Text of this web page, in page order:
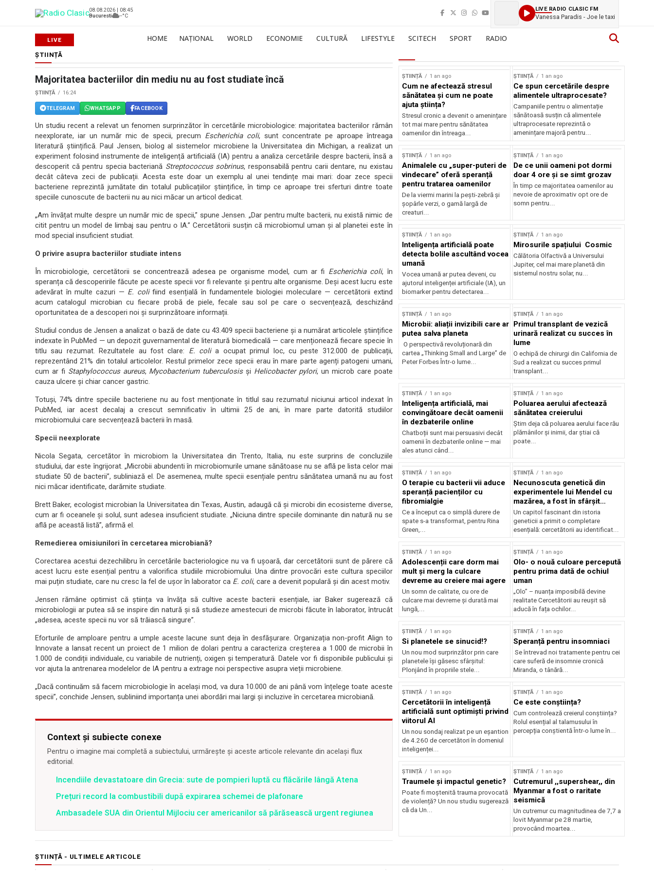
08.08.2026 | 08:45
Bucuresti
--°C
LIVE RADIO CLASIC FM
Vanessa Paradis - Joe le taxi
HOME NAȚIONAL WORLD ECONOMIE CULTURĂ LIFESTYLE SCITECH SPORT RADIO
ȘTIINȚĂ
Majoritatea bacteriilor din mediu nu au fost studiate încă
ȘTIINȚĂ 16:24
TELEGRAM WHATSAPP FACEBOOK
Un studiu recent a relevat un fenomen surprinzător în cercetările microbiologice: majoritatea bacteriilor rămân
neexplorate, iar un număr mic de specii, precum Escherichia coli, sunt concentrate pe aproape întreaga
literatură științifică. Paul Jensen, biolog al sistemelor microbiene la Universitatea din Michigan, a realizat un
experiment folosind instrumente de inteligență artificială (IA) pentru a analiza cercetările despre bacterii, însă a
descoperit că pentru specia bacteriană Streptococcus sobrinus, responsabilă pentru carii dentare, nu existau
decât câteva zeci de publicații. Acesta este doar un exemplu al unei tendințe mai mari: doar zece specii
bacteriene reprezintă jumătate din totalul publicațiilor științifice, în timp ce aproape trei sferturi dintre toate
speciile cunoscute de bacterii nu au nici măcar un articol dedicat.
„Am învățat multe despre un număr mic de specii,” spune Jensen. „Dar pentru multe bacterii, nu există nimic de
citit pentru un model de limbaj sau pentru o IA.” Cercetătorii susțin că microbiomul uman și al planetei este în
mod special insuficient studiat.
O privire asupra bacteriilor studiate intens
În microbiologie, cercetătorii se concentrează adesea pe organisme model, cum ar fi Escherichia coli, în
speranța că descoperirile făcute pe aceste specii vor fi relevante și pentru alte organisme. Deși acest lucru este
adevărat în multe cazuri — E. colifiind esențială în fundamentele biologiei moleculare — cercetătorii extind
acum catalogul microbian cu fiecare probă de piele, fecale sau sol pe care o secvențează, deschizând
oportunitatea de a descoperi noi și surprinzătoare informații.
Studiul condus de Jensen a analizat o bază de date cu 43.409 specii bacteriene și a numărat articolele științifice
indexate în PubMed — un depozit guvernamental de literatură biomedicală — care menționează fiecare specie în
titlu sau rezumat. Rezultatele au fost clare: E. colia ocupat primul loc, cu peste 312.000 de publicații,
reprezentând 21% din totalul articolelor. Restul primelor zece specii erau în mare parte agenți patogeni umani,
cum ar fi Staphylococcus aureus, Mycobacterium tuberculosisși Helicobacter pylori, un microb care poate
cauza ulcere și chiar cancer gastric.
Totuși, 74% dintre speciile bacteriene nu au fost menționate în titlul sau rezumatul niciunui articol indexat în
PubMed, iar acest decalaj a crescut semnificativ în ultimii 25 de ani, în mare parte datorită studiilor
microbiomului care secvențează bacterii în masă.
Specii neexplorate
Nicola Segata, cercetător în microbiom la Universitatea din Trento, Italia, nu este surprins de concluziile
studiului, dar este îngrijorat. „Microbii abundenti în microbiomurile umane sănătoase nu se află pe lista celor mai
studiate 50 de bacterii”, subliniază el. De asemenea, multe specii esențiale pentru sănătatea umană nu au fost
nici măcar identificate, darămite studiate.
Brett Baker, ecologist microbian la Universitatea din Texas, Austin, adaugă că și microbi din ecosisteme diverse,
cum ar fi oceanele și solul, sunt adesea insuficient studiate. „Niciuna dintre speciile dominante din natură nu se
află pe această listă”, afirmă el.
Remedierea omisiunilori în cercetarea microbiană?
Corectarea acestui dezechilibru în cercetările bacteriologice nu va fi ușoară, dar cercetătorii sunt de părere că
acest lucru este esențial pentru a valorifica studiile microbiomului. Una dintre provocări este cultura speciilor
mai puțin studiate, care nu cresc la fel de ușor în laborator ca E. coli, care a devenit populară și din acest motiv.
Jensen rămâne optimist că știința va învăța să cultive aceste bacterii esențiale, iar Baker sugerează că
microbiologii ar putea să se inspire din natură și să studieze amestecuri de microbi făcute în laborator, întrucât
„adesea, aceste specii nu vor să trăiască singure”.
Eforturile de amploare pentru a umple aceste lacune sunt deja în desfășurare. Organizația non-profit Align to
Innovate a lansat recent un proiect de 1 milion de dolari pentru a caracteriza creșterea a 1.000 de microbii în
1.000 de condiții individuale, cu variabile de nutrienți, oxigen și temperatură. Datele vor fi disponibile publicului și
vor ajuta la antrenarea modelelor de IA pentru a extrage noi perspective asupra vieții microbiene.
„Dacă continuăm să facem microbiologie în același mod, va dura 10.000 de ani până vom înțelege toate aceste
specii”, conchide Jensen, subliniind importanța unei abordări mai largi și incluzive în cercetarea microbiană.
Context și subiecte conexe
Pentru o imagine mai completă a subiectului, urmărește și aceste articole relevante din același flux
editorial.
Incendiile devastatoare din Grecia: sute de pompieri luptă cu flăcările lângă Atena
Prețuri record la combustibili după expirarea schemei de plafonare
Ambasadele SUA din Orientul Mijlociu cer americanilor să părăsească urgent regiunea
ȘTIINȚĂ 1 an ago
Cum ne afectează stresul
sănătatea și cum ne poate
ajuta știința?
Stresul cronic a devenit o amenințare
tot mai mare pentru sănătatea
oamenilor din întreaga...
ȘTIINȚĂ 1 an ago
Ce spun cercetările despre
alimentele ultraprocesate?
Campaniile pentru o alimentație
sănătoasă susțin că alimentele
ultraprocesate reprezintă o
amenințare majoră pentru...
ȘTIINȚĂ 1 an ago
Animalele cu „super-puteri de
vindecare” oferă speranță
pentru tratarea oamenilor
De la viermi marini la pești-zebră și
șopârle verzi, o gamă largă de
creaturi...
ȘTIINȚĂ 1 an ago
De ce unii oameni pot dormi
doar 4 ore și se simt grozav
În timp ce majoritatea oamenilor au
nevoie de aproximativ opt ore de
somn pentru...
ȘTIINȚĂ 1 an ago
Inteligența artificială poate
detecta bolile ascultând vocea
umană
Vocea umană ar putea deveni, cu
ajutorul inteligenței artificiale (IA), un
biomarker pentru detectarea...
ȘTIINȚĂ 1 an ago
Mirosurile spațiului Cosmic
Călătoria Olfactivă a Universului
Jupiter, cel mai mare planetă din
sistemul nostru solar, nu...
ȘTIINȚĂ 1 an ago
Microbii: aliații invizibili care ar
putea salva planeta
O perspectivă revoluționară din
cartea „Thinking Small and Large” de
Peter Forbes Într-o lume...
ȘTIINȚĂ 1 an ago
Primul transplant de vezică
urinară realizat cu succes în
lume
O echipă de chirurgi din California de
Sud a realizat cu succes primul
transplant...
ȘTIINȚĂ 1 an ago
Inteligența artificială, mai
convingătoare decât oamenii
în dezbaterile online
Chatboții sunt mai persuasivi decât
oamenii în dezbaterile online — mai
ales atunci când...
ȘTIINȚĂ 1 an ago
Poluarea aerului afectează
sănătatea creierului
Știm deja că poluarea aerului face rău
plămânilor și inimii, dar știai că
poate...
ȘTIINȚĂ 1 an ago
O terapie cu bacterii vii aduce
speranță pacienților cu
fibromialgie
Ce a început ca o simplă durere de
spate s-a transformat, pentru Rina
Green,...
ȘTIINȚĂ 1 an ago
Necunoscuta genetică din
experimentele lui Mendel cu
mazărea, a fost în sfârșit
rezolvară
Un capitol fascinant din istoria
geneticii a primit o completare
esențială: cercetătorii au identificat...
ȘTIINȚĂ 1 an ago
Adolescenții care dorm mai
mult și merg la culcare
devreme au creiere mai agere
Un somn de calitate, cu ore de
culcare mai devreme și durată mai
lungă,...
ȘTIINȚĂ 1 an ago
Olo- o nouă culoare percepută
pentru prima dată de ochiul
uman
„Olo” – nuanța imposibilă devine
realitate Cercetătorii au reușit să
aducă în fața ochilor...
ȘTIINȚĂ 1 an ago
Si planetele se sinucid!?
Un nou mod surprinzător prin care
planetele își găsesc sfârșitul:
Plonjând în propriile stele...
ȘTIINȚĂ 1 an ago
Speranță pentru insomniaci
Se întrevad noi tratamente pentru cei
care suferă de insomnie cronică
Miranda, o tânără...
ȘTIINȚĂ 1 an ago
Cercetătorii în inteligență
artificială sunt optimiști privind
viitorul AI
Un nou sondaj realizat pe un eșantion
de 4.260 de cercetători în domeniul
inteligenței...
ȘTIINȚĂ 1 an ago
Ce este conștiința?
Cum controlează creierul conștiința?
Rolul esențial al talamusului în
percepția conștientă Într-o lume în...
ȘTIINȚĂ 1 an ago
Traumele și impactul genetic?
Poate fi moștenită trauma provocată
de violență? Un nou studiu sugerează
că da Un...
ȘTIINȚĂ 1 an ago
Cutremurul ,,supershear,, din
Myanmar a fost o raritate
seismică
Un cutremur cu magnitudinea de 7,7 a
lovit Myanmar pe 28 martie,
provocând moartea...
ȘTIINȚĂ - ULTIMELE ARTICOLE